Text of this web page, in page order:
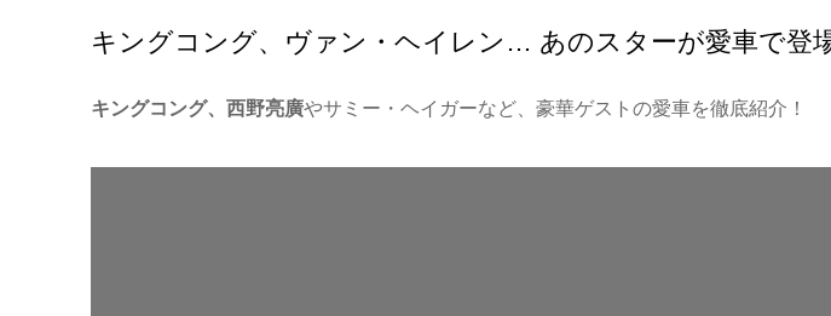
キングコング、ヴァン・ヘイレン… あのスターが愛車で登
キングコング、西野亮廣やサミー・ヘイガーなど、豪華ゲストの愛車を徹底紹介！